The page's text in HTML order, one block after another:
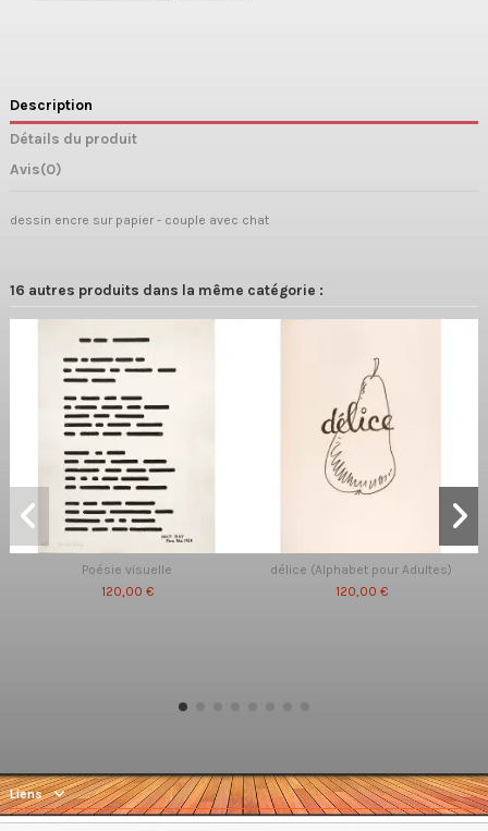
Description
Détails du produit
Avis(0)
dessin encre sur papier - couple avec chat
16 autres produits dans la même catégorie :
Poésie visuelle
120,00 €
délice (Alphabet pour Adultes)
120,00 €
Liens